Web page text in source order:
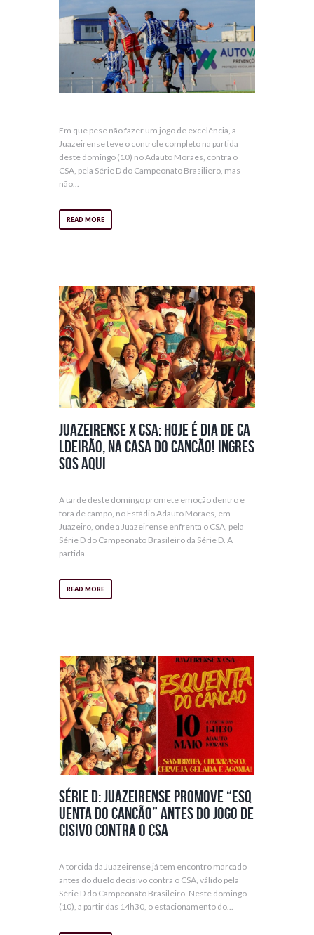
Em que pese não fazer um jogo de excelência, a
Juazeirense teve o controle completo na partida
deste domingo (10) no Adauto Moraes, contra o
CSA, pela Série D do Campeonato Brasiliero, mas
não...
READ MORE
Juazeirense x CSA: Hoje é dia de ca
ldeirão, na casa do Cancão! Ingres
sos aqui
A tarde deste domingo promete emoção dentro e
fora de campo, no Estádio Adauto Moraes, em
Juazeiro, onde a Juazeirense enfrenta o CSA, pela
Série D do Campeonato Brasileiro da Série D. A
partida...
READ MORE
Série D: Juazeirense promove “Esq
uenta do Cancão” antes do jogo de
cisivo contra o CSA
A torcida da Juazeirense já tem encontro marcado
antes do duelo decisivo contra o CSA, válido pela
Série D do Campeonato Brasileiro. Neste domingo
(10), a partir das 14h30, o estacionamento do...